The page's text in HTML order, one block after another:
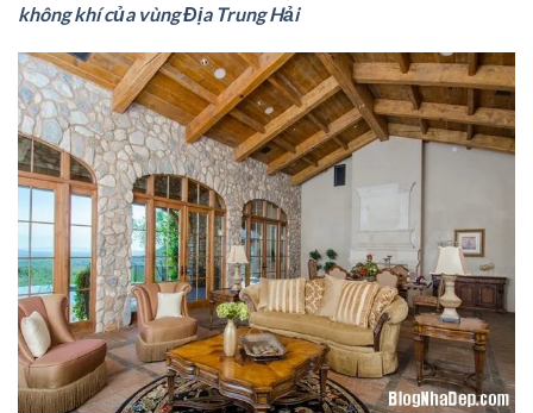
không khí của vùng Địa Trung Hải